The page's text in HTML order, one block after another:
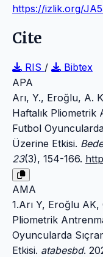
https://izlik.org/
Cite
RIS /
Bibtex
APA
Arı, Y., Eroğlu, A.
Haftalık Pliometrik
Futbol
Üzerine Etkisi.
23(3), 154-166.
AMA
1.Arı Y, Eroğlu
Pliometrik
Oyuncularda
Etkisi. atabesbd.